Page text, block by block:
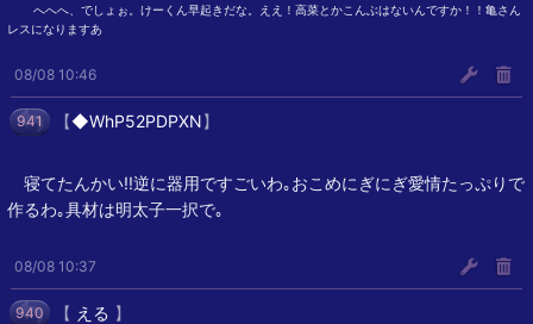
︎︎ ︎︎へへへ、でしょぉ。けーくん早起きだな。ええ！高菜とかこんぶはないんですか！！亀さん
レスになりますあ
08/08 10:46
941 【◆WhP52PDPXN】
寝てたんかい!!逆に器用ですごいわ｡おこめにぎにぎ愛情たっぷりで
作るわ｡具材は明太子一択で｡
08/08 10:37
940 【 える 】